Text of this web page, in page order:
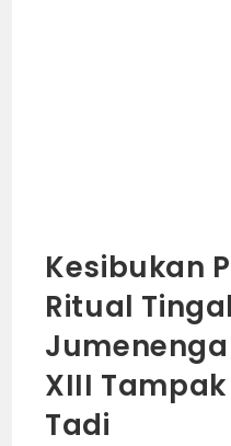
Kesibukan
Ritual
XIII
Tadi